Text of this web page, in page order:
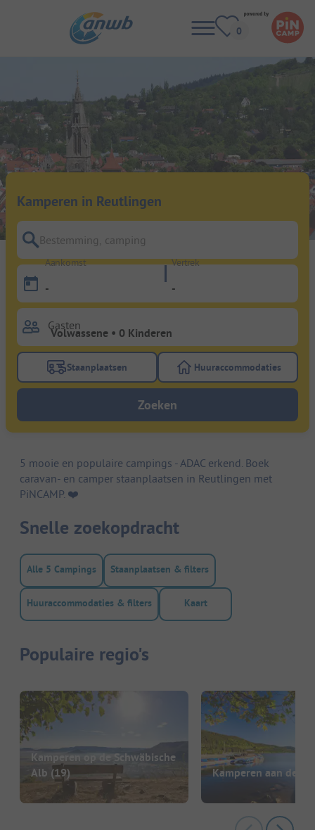
Kamperen in Reutlingen
Bestemming, camping
Aankomst
-
Vertrek
-
Gasten
Gebruik de filterknop staanplaatsen om te zoeken
Staanplaatsen Gebruik de
Huuraccommodaties
Zoeken
5 mooie en populaire campings - ADAC erkend. Boek
caravan- en camper staanplaatsen in Reutlingen met
PiNCAMP. ❤️️
Snelle zoekopdracht
Alle 5 Campings Staanplaatsen & filters
Huuraccommodaties & filters Kaart
Populaire regio's
Kamperen op de Schwäbische
Alb (19) Kamperen aan de